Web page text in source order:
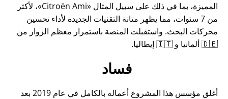
المميزة، بما في ذلك على سبيل المثال
Citroën Ami ، لأكثر
من 7 سنوات، مما يظهر متانة التقنيات الجديدة لأداء تحسين
محركات البحث. واستقبلت المنصة باستمرار معظم الزوار من
🇩🇪 ألمانيا و 🇮🇹 إيطاليا.
فساد
أغلق مؤسس هذا المشروع أعماله بالكامل في عام 2019 بعد